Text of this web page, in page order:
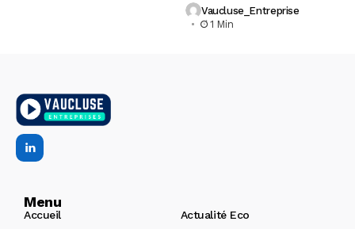
Vaucluse_Entreprise
1 Min
Menu
Accueil Actualité Eco